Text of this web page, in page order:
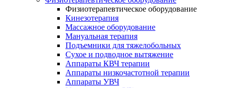
Физиотерапевтическое оборудование
Кинезотерапия
Массажное оборудование
Мануальная терапия
Подъемники для тяжелобольных
Сухое и подводное вытяжение
Аппараты КВЧ терапии
Аппараты низкочастотной терапии
Аппараты УВЧ